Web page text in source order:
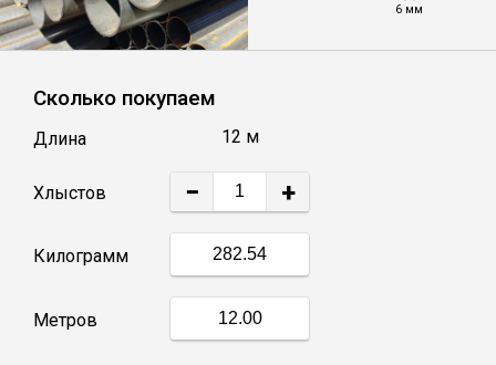
Швеллер
Квадрат
6 мм
Сколько покупаем
Длина 12 м
Хлыстов − +
Килограмм
Метров